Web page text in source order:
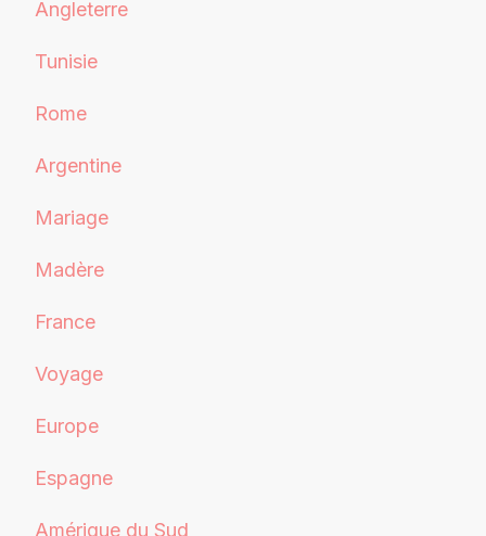
Angleterre
Tunisie
Rome
Argentine
Mariage
Madère
France
Voyage
Europe
Espagne
Amérique du Sud